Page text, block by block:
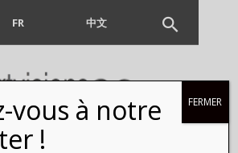
FR 中文
vous à notre
!
FERMER